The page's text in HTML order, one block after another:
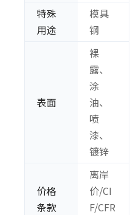
特殊
用途
模具
钢
表面
裸
露、
涂
油、
喷
漆、
镀锌
价格
条款
离岸
价/CI
F/CFR